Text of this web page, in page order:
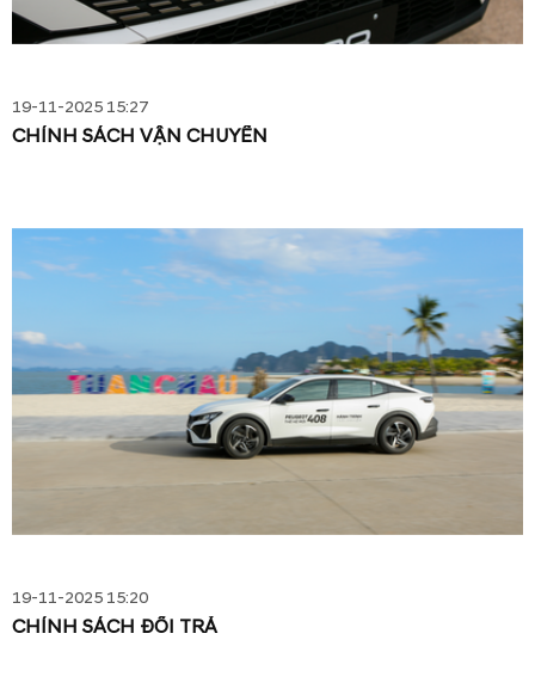
19-11-2025 15:27
CHÍNH SÁCH VẬN CHUYỂN
19-11-2025 15:20
CHÍNH SÁCH ĐỔI TRẢ